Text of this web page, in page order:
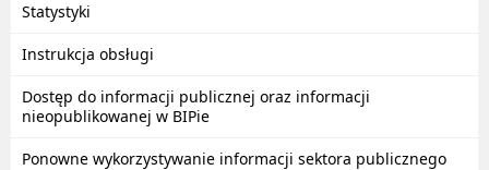
Statystyki
Instrukcja obsługi
Dostęp do informacji publicznej oraz informacji
nieopublikowanej w BIPie
Ponowne wykorzystywanie informacji sektora publicznego